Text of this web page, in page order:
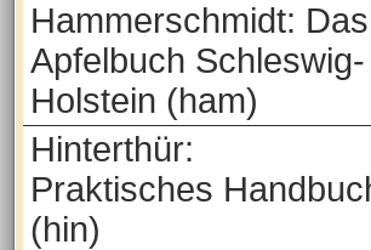
Hammerschmidt: Das
Apfelbuch Schleswig-
Holstein (ham)
Hinterthür:
Praktisches
(hin)